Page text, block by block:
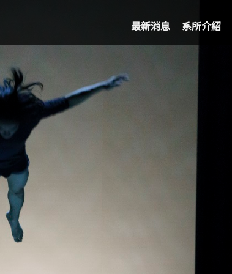
最新消息 系所介紹